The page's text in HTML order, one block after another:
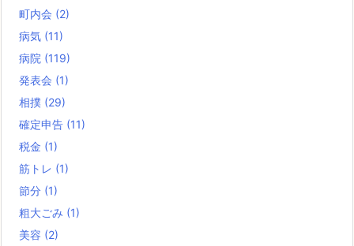
町内会 (2)
病気 (11)
病院 (119)
発表会 (1)
相撲 (29)
確定申告 (11)
税金 (1)
筋トレ (1)
節分 (1)
粗大ごみ (1)
美容 (2)